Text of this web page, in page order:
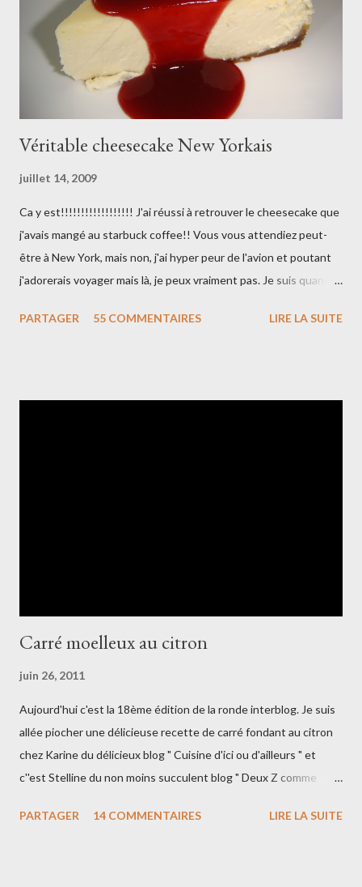
la crème pistache . Porter le lait à ébullition et faire infuser la
gousse de vanille ouverte en deux et grattée. Dans un ...
Véritable cheesecake New Yorkais
juillet 14, 2009
Ca y est!!!!!!!!!!!!!!!!!! J'ai réussi à retrouver le cheesecake que
j'avais mangé au starbuck coffee!! Vous vous attendiez peut-
être à New York, mais non, j'ai hyper peur de l'avion et poutant
j'adorerais voyager mais là, je peux vraiment pas. Je suis quand-
mon cheesecake était dé-li-cieux, bien crémeux tout en étant
PARTAGER 55 COMMENTAIRES LIRE LA SUITE
Carré moelleux au citron
juin 26, 2011
Aujourd'hui c'est la 18ème édition de la ronde interblog. Je suis
allée piocher une délicieuse recette de carré fondant au citron
chez Karine du délicieux blog " Cuisine d'ici ou d'ailleurs " et
c''est Stelline du non moins succulent blog " Deux Z comme
Ingrédients : 150g de beurre ramolli 175g de sucre cristallisé 2
PARTAGER 14 COMMENTAIRES LIRE LA SUITE